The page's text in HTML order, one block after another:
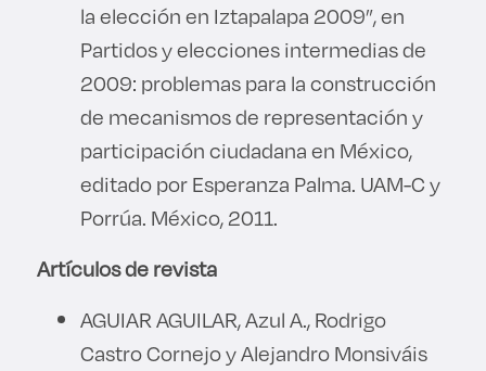
la elección en Iztapalapa 2009”, en
Partidos y elecciones intermedias de
2009: problemas para la construcción
de mecanismos de representación y
participación ciudadana en México,
editado por Esperanza Palma. UAM-C y
Porrúa. México, 2011.
Artículos de revista
AGUIAR AGUILAR, Azul A., Rodrigo
Castro Cornejo y Alejandro Monsiváis